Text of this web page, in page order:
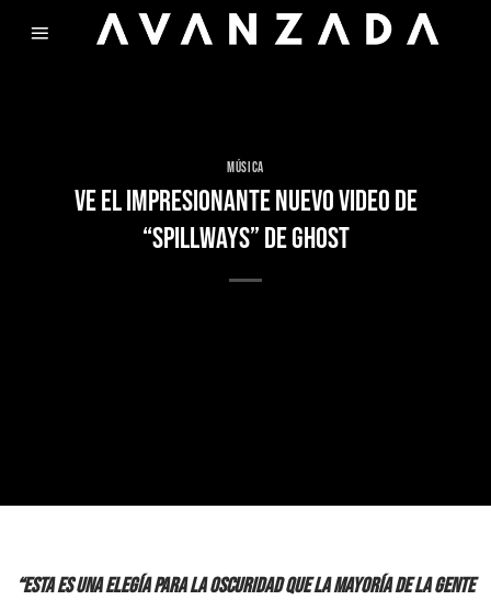
MÚSICA
VE EL IMPRESIONANTE NUEVO VIDEO DE
“SPILLWAYS” DE GHOST
“Esta es una elegía para la oscuridad que la mayoría de la gente